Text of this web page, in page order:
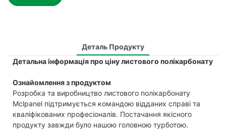
Деталь Продукту
Детальна інформація про ціну листового полікарбонату
Ознайомлення з продуктом
Розробка та виробництво листового полікарбонату
Mclpanel підтримується командою відданих справі та
кваліфікованих професіоналів. Постачання якісного
продукту завжди було нашою головною турботою.